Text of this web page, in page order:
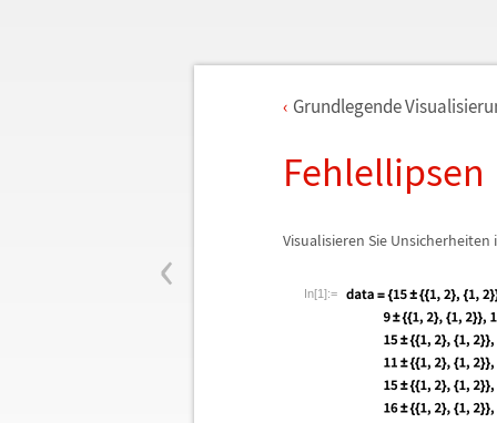
‹
Grundlegende
Fehlellipsen
Visualisieren Sie
In[1]:=